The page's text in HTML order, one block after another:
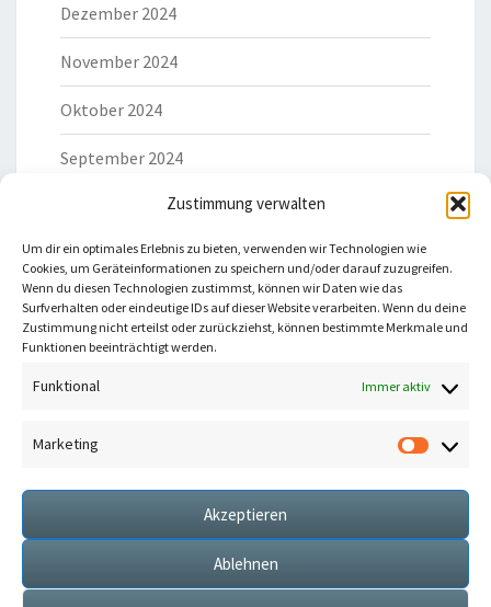
Zustimmung verwalten
Um dir ein optimales Erlebnis zu bieten, verwenden wir Technologien wie
Cookies, um Geräteinformationen zu speichern und/oder darauf zuzugreifen.
Wenn du diesen Technologien zustimmst, können wir Daten wie das
Surfverhalten oder eindeutige IDs auf dieser Website verarbeiten. Wenn du deine
Zustimmung nicht erteilst oder zurückziehst, können bestimmte Merkmale und
Funktionen beeinträchtigt werden.
Funktional Immer aktiv
Marketing
Akzeptieren
Ablehnen
Dezember 2024
November 2024
Oktober 2024
September 2024
Du willst keine neuen Beiträge mehr verpassen?
Abonniere meinen Newsletter!